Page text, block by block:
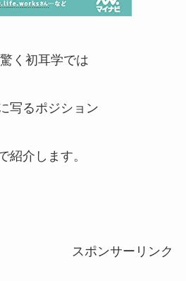
く初耳学では
写るポジション
紹介します。
スポンサーリンク